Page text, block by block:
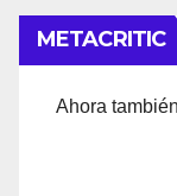
METACRITIC
Ahora